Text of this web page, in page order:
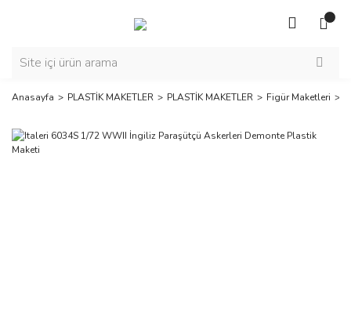
Anasayfa PLASTİK MAKETLER PLASTİK MAKETLER Figür Maketleri